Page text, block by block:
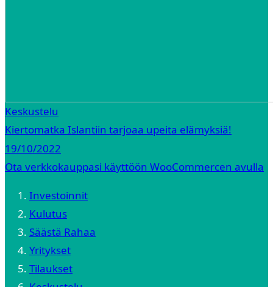
Keskustelu
Kiertomatka Islantiin tarjoaa upeita elämyksiä!
19/10/2022
Ota verkkokauppasi käyttöön WooCommercen avulla
Investoinnit
Kulutus
Säästä Rahaa
Yritykset
Tilaukset